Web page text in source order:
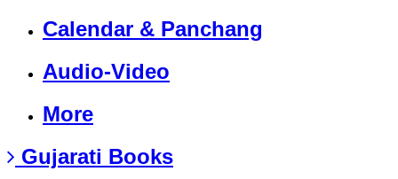
Calendar & Panchang
Audio-Video
More
Gujarati Books